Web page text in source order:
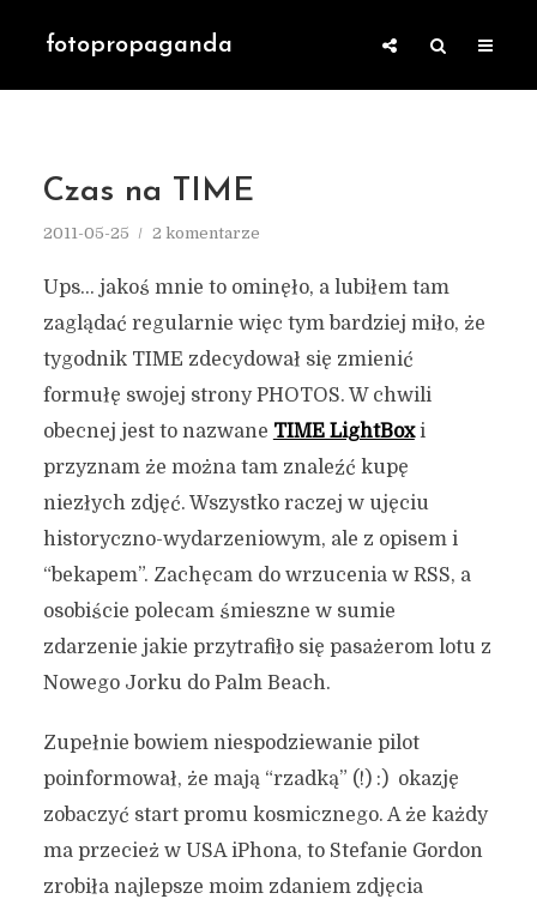
fotopropaganda
Czas na TIME
2011-05-25 2 komentarze
Ups… jakoś mnie to ominęło, a lubiłem tam
zaglądać regularnie więc tym bardziej miło, że
tygodnik TIME zdecydował się zmienić
formułę swojej strony PHOTOS. W chwili
obecnej jest to nazwane TIME LightBoxi
przyznam że można tam znaleźć kupę
niezłych zdjęć. Wszystko raczej w ujęciu
historyczno-wydarzeniowym, ale z opisem i
“bekapem”. Zachęcam do wrzucenia w RSS, a
osobiście polecam śmieszne w sumie
zdarzenie jakie przytrafiło się pasażerom lotu z
Nowego Jorku do Palm Beach.
Zupełnie bowiem niespodziewanie pilot
poinformował, że mają “rzadką” (!) :) okazję
zobaczyć start promu kosmicznego. A że każdy
ma przecież w USA iPhona, to Stefanie Gordon
zrobiła najlepsze moim zdaniem zdjęcia